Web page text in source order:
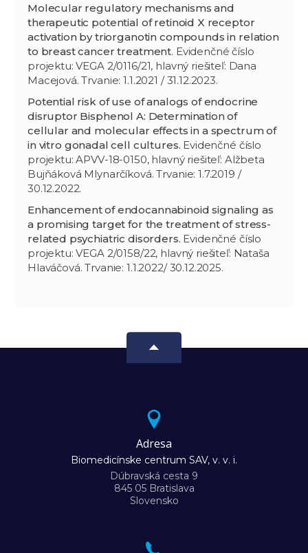
Molecular regulatory mechanisms and
therapeutic potential of retinoid X receptor
activation by triorganotin compounds in relation
to breast cancer treatment. Evidenčné číslo
projektu: VEGA 2/0116/21, hlavný riešiteľ: Dana
Macejová. Trvanie: 1.1.2021 / 31.12.2023.
Potential risk of use of analogs of endocrine
disruptor Bisphenol A: Determination of
cellular and molecular effects in a spectrum of
in vitro gonadal cell cultures. Evidenčné číslo
projektu: APVV-18-0150, hlavný riešiteľ: Alžbeta
Bujňáková Mlynarčíková. Trvanie: 1.7.2019 /
30.12.2022.
Enhancement of endocannabinoid signaling as
a promising target for the treatment of stress-
related psychiatric disorders. Evidenčné číslo
projektu: VEGA 2/0158/22, hlavný riešiteľ: Nataša
Hlaváčová. Trvanie: 1.1.2022/ 30.12.2025.
Adresa
Biomedicínske centrum SAV, v. v. i.
Dúbravská cesta 9
845 05 Bratislava
Slovensko